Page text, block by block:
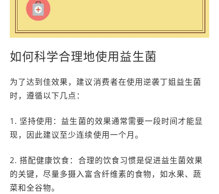
如何科学合理地使用益生菌
为了达到佳效果，建议消费者在使用逆袭丁姐益生菌
时，遵循以下几点：
1. 坚持使用：益生菌的效果通常需要一段时间才能显
现，因此建议至少连续使用一个月。
2. 搭配健康饮食：合理的饮食习惯是促进益生菌效果
的关键，尽量多摄入富含纤维素的食物，如水果、蔬
菜和全谷物。